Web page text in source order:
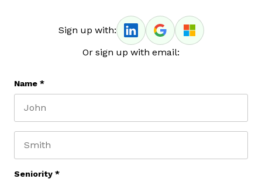
Sign up with:
Or sign up with email:
Name *
Seniority *